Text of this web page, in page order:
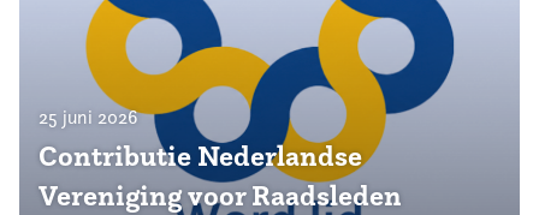
25 juni 2026
Contributie Nederlandse
Vereniging voor Raadsleden